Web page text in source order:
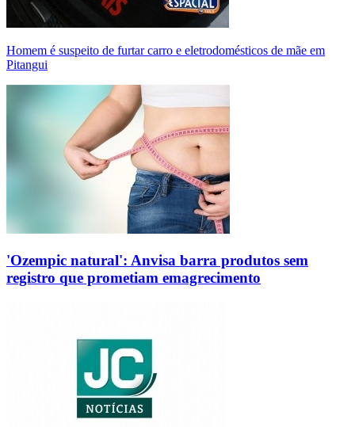
Homem é suspeito de furtar carro e eletrodomésticos de mãe em
Pitangui
'Ozempic natural': Anvisa barra produtos sem
registro que prometiam emagrecimento